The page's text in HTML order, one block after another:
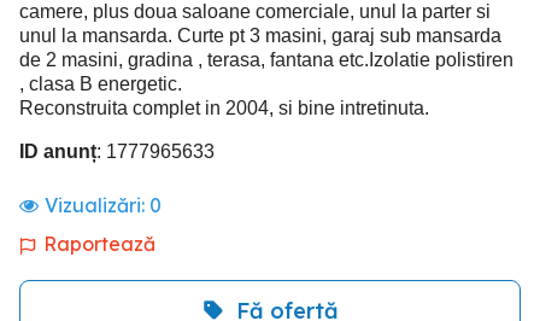
camere, plus doua saloane comerciale, unul la parter si
unul la mansarda. Curte pt 3 masini, garaj sub mansarda
de 2 masini, gradina , terasa, fantana etc.Izolatie polistiren
, clasa B energetic.
Reconstruita complet in 2004, si bine intretinuta.
ID anunț: 1777965633
Vizualizări: 0
Raportează
Fă ofertă